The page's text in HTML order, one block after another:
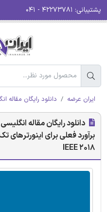
پشتیبانی:
ایران عرضه دانلود رایگان مقاله
دانلود رایگان مقاله
IEEE 2018